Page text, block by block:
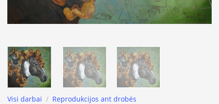
Visi darbai / Reprodukcijos ant drobės